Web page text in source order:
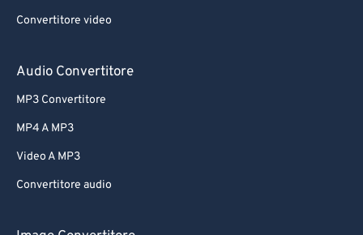
Convertitore video
Audio Convertitore
MP3 Convertitore
MP4 A MP3
Video A MP3
Convertitore audio